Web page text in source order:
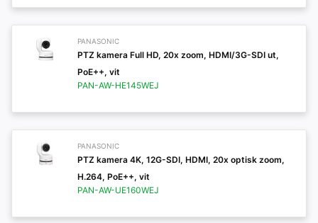
PANASONIC
PTZ kamera Full HD, 20x zoom, HDMI/3G-SDI ut,
PoE++, vit
PAN-AW-HE145WEJ
PANASONIC
PTZ kamera 4K, 12G-SDI, HDMI, 20x optisk zoom,
H.264, PoE++, vit
PAN-AW-UE160WEJ